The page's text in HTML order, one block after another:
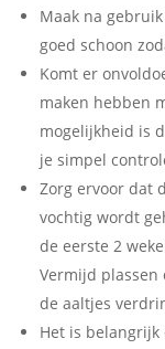
Maak na
goed schoon
Komt er
maken hebben
mogelijkheid is
je simpel
Zorg ervoor dat
vochtig wordt
de eerste 2
Vermijd plassen
de aaltjes
Het is